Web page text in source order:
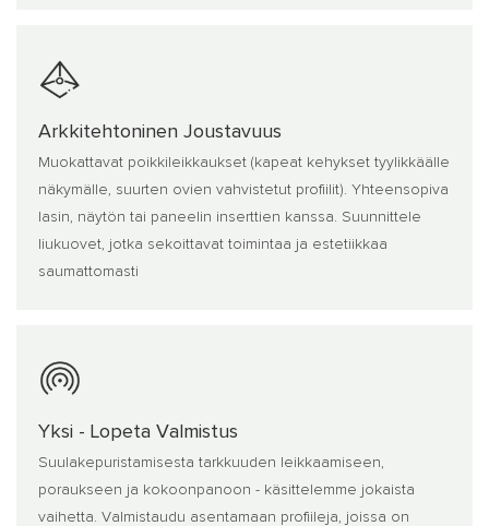
Arkkitehtoninen Joustavuus
Muokattavat poikkileikkaukset (kapeat kehykset tyylikkäälle
näkymälle, suurten ovien vahvistetut profiilit). Yhteensopiva
lasin, näytön tai paneelin inserttien kanssa. Suunnittele
liukuovet, jotka sekoittavat toimintaa ja estetiikkaa
saumattomasti
Yksi - Lopeta Valmistus
Suulakepuristamisesta tarkkuuden leikkaamiseen,
poraukseen ja kokoonpanoon - käsittelemme jokaista
vaihetta. Valmistaudu asentamaan profiileja, joissa on